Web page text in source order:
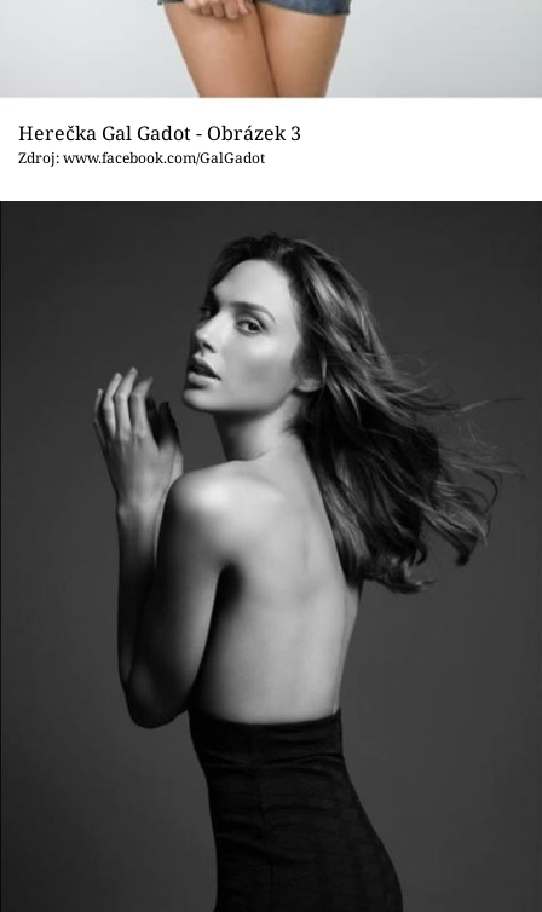
Herečka Gal Gadot - Obrázek 3
Zdroj: www.facebook.com/GalGadot